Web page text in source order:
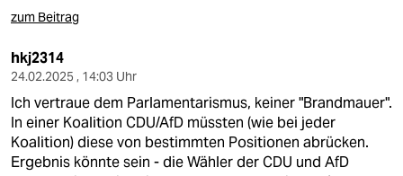
zum Beitrag
hkj2314
24.02.2025 , 14:03 Uhr
Ich vertraue dem Parlamentarismus, keiner "Brandmauer".
In einer Koalition CDU/AfD müssten (wie bei jeder
Koalition) diese von bestimmten Positionen abrücken.
Ergebnis könnte sein - die Wähler der CDU und AfD